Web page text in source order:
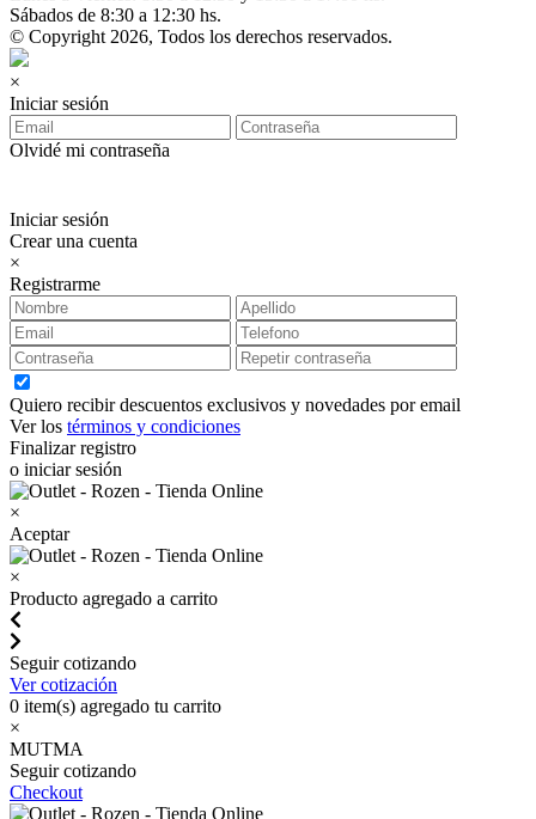
Sábados de 8:30 a 12:30 hs.
© Copyright 2026, Todos los derechos reservados.
×
Iniciar sesión
Olvidé mi contraseña
Iniciar sesión
Crear una cuenta
×
Registrarme
Quiero recibir descuentos exclusivos y novedades por email
Ver los términos y condiciones
Finalizar registro
o iniciar sesión
×
Aceptar
×
Producto agregado a carrito
Seguir cotizando
Ver cotización
0 item(s) agregado tu carrito
×
MUTMA
Seguir cotizando
Checkout